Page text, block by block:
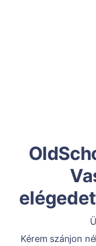
Kérem szánjon